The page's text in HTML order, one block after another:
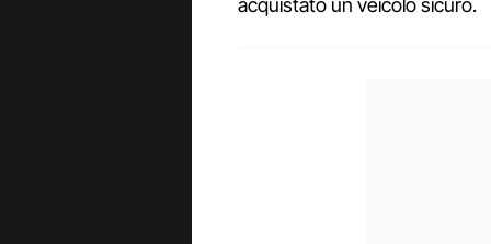
acquistato un veicolo sicuro.